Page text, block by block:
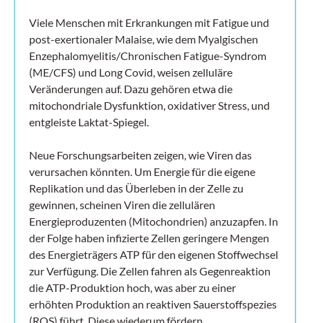
Viele Menschen mit Erkrankungen mit Fatigue und
post-exertionaler Malaise, wie dem Myalgischen
Enzephalomyelitis/Chronischen Fatigue-Syndrom
(ME/CFS) und Long Covid, weisen zelluläre
Veränderungen auf. Dazu gehören etwa die
mitochondriale Dysfunktion, oxidativer Stress, und
entgleiste Laktat-Spiegel.
Neue Forschungsarbeiten zeigen, wie Viren das
verursachen könnten. Um Energie für die eigene
Replikation und das Überleben in der Zelle zu
gewinnen, scheinen Viren die zellulären
Energieproduzenten (Mitochondrien) anzuzapfen. In
der Folge haben infizierte Zellen geringere Mengen
des Energieträgers ATP für den eigenen Stoffwechsel
zur Verfügung. Die Zellen fahren als Gegenreaktion
die ATP-Produktion hoch, was aber zu einer
erhöhten Produktion an reaktiven Sauerstoffspezies
(ROS) führt. Diese wiederum fördern